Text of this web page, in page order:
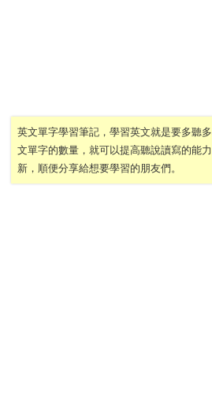
英文單字學習筆記，學習英文就是要多聽
文單字的數量，就可以提高聽說讀寫的能
新，順便分享給想要學習的朋友們。